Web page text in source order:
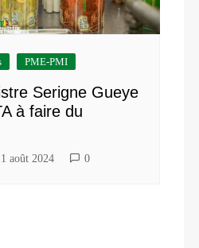
PME-PMI
Serigne Gueye
à faire du
août 2024 0